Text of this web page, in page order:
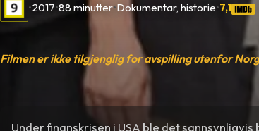
•2017•88 minutter•Dokumentar, historie•7,1
Filmen er ikke tilgjenglig for avspilling utenfor
Under finanskrisen i USA ble det